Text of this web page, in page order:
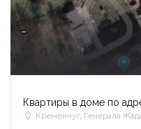
-
Квартиры в доме по
Кременчуг, Генерала